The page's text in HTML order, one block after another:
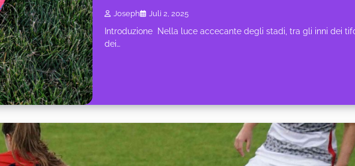
Joseph Juli 2, 2025
Introduzione Nella luce accecante degli stadi, tra gli inni dei
dei…